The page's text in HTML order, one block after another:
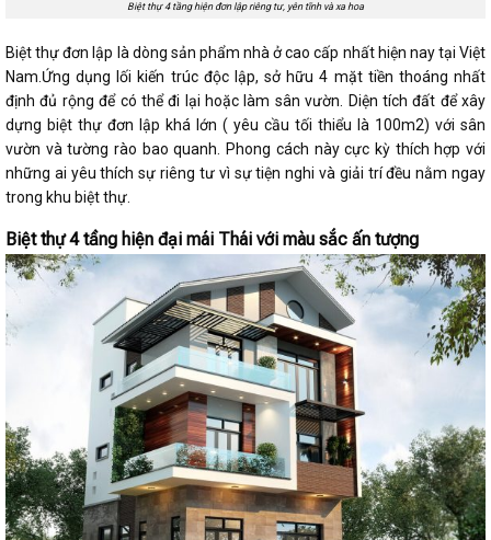
Biệt thự 4 tầng hiện đơn lập riêng tư, yên tĩnh và xa hoa
Biệt thự đơn lập là dòng sản phẩm nhà ở cao cấp nhất hiện nay tại Việt
Nam.Ứng dụng lối kiến trúc độc lập, sở hữu 4 mặt tiền thoáng nhất
định đủ rộng để có thể đi lại hoặc làm sân vườn. Diện tích đất để xây
dựng biệt thự đơn lập khá lớn ( yêu cầu tối thiểu là 100m2) với sân
vườn và tường rào bao quanh. Phong cách này cực kỳ thích hợp với
những ai yêu thích sự riêng tư vì sự tiện nghi và giải trí đều nằm ngay
trong khu biệt thự.
Biệt thự 4 tầng hiện đại mái Thái với màu sắc ấn tượng